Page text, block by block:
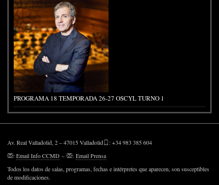
PROGRAMA 18 TEMPORADA 26-27 OSCYL TURNO 1
Av. Real Valladolid, 2 – 47015 Valladolid
: +34 983 385 604
:Email Info CCMD – : Email Prensa
Todos los datos de salas, programas, fechas e intérpretes que aparecen, son susceptibles
de modificaciones.